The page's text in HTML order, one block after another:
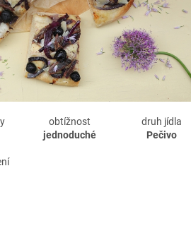
obtížnost
jednoduché
druh jídla
Pečivo